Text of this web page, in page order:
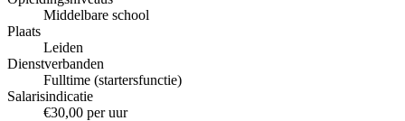
Middelbare school
Plaats
Leiden
Dienstverbanden
Fulltime (startersfunctie)
Salarisindicatie
€30,00 per uur